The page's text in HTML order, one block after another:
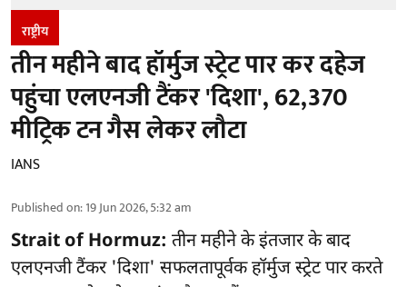
राष्ट्रीय
तीन महीने बाद हॉर्मुज स्ट्रेट पार कर दहेज
पहुंचा एलएनजी टैंकर 'दिशा', 62,370
मीट्रिक टन गैस लेकर लौटा
IANS
Published on:19 Jun 2026, 5:32 am
Strait of Hormuz: तीन महीने के इंतजार के बाद
एलएनजी टैंकर 'दिशा' सफलतापूर्वक हॉर्मुज स्ट्रेट पार करते